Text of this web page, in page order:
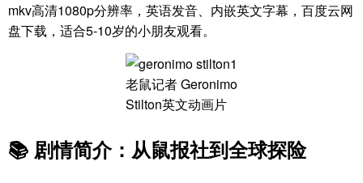
mkv高清1080p分辨率，英语发音、内嵌英文字幕，百度云网
盘下载，适合5-10岁的小朋友观看。
老鼠记者 Geronimo
Stilton英文动画片
📚 剧情简介：从鼠报社到全球探险